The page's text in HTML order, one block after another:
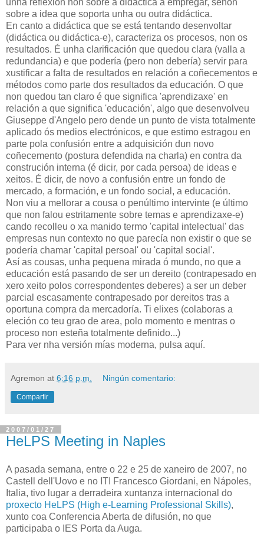
sobre a idea que soporta unha ou outra didáctica.
En canto a didáctica que se está tentando desenvoltar
(didáctica ou didáctica-e), caracteriza os procesos, non os
resultados. É unha clarificación que quedou clara (valla a
redundancia) e que podería (pero non debería) servir para
xustificar a falta de resultados en relación a coñecementos e
métodos como parte dos resultados da educación. O que
non quedou tan claro é que significa 'aprendizaxe' en
relación a que significa 'educación', algo que desenvolveu
Giuseppe d'Angelo pero dende un punto de vista totalmente
aplicado ós medios electrónicos, e que estimo estragou en
parte pola confusión entre a adquisición dun novo
coñecemento (postura defendida na charla) en contra da
construción interna (é dicir, por cada persoa) de ideas e
xeitos. É dicir, de novo a confusión entre un fondo de
mercado, a formación, e un fondo social, a educación.
Non viu a mellorar a cousa o penúltimo intervinte (e último
que non falou estritamente sobre temas e aprendizaxe-e)
cando recolleu o xa manido termo 'capital intelectual' das
empresas nun contexto no que parecía non existir o que se
podería chamar 'capital persoal' ou 'capital social'.
Así as cousas, unha pequena mirada ó mundo, no que a
educación está pasando de ser un dereito (contrapesado en
xero xeito polos correspondentes deberes) a ser un deber
parcial escasamente contrapesado por dereitos tras a
oportuna compra da mercadoría. Ti elixes (colaboras a
eleción co teu grao de area, polo momento e mentras o
proceso non esteña totalmente definido...)
Para ver nha versión mías moderna, pulsa aquí.
Agremon at 6:16 p.m. Ningún comentario:
Compartir
2007/01/27
HeLPS Meeting in Naples
A pasada semana, entre o 22 e 25 de xaneiro de 2007, no
Castell dell'Uovo e no ITI Francesco Giordani, en Nápoles,
Italia, tivo lugar a derradeira xuntanza internacional do
proxecto HeLPS (High e-Learning Professional Skills),
xunto coa Conferencia Aberta de difusión, no que
participaba o IES Porta da Auga.